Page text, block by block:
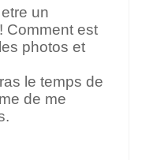
un
Comment est
photos et
le temps de
de me